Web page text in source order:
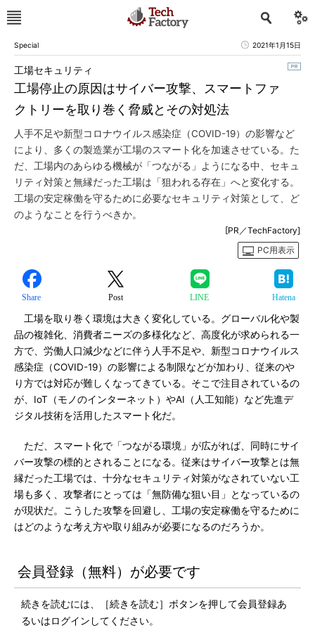
Special 2021年1月15日
工場停止の原因はサイバー攻撃、スマートファ
クトリーを取り巻く脅威とその対処法
工場セキュリティ
人手不足や新型コロナウイルス感染症（COVID-19）の影響など
により、多くの製造業が工場のスマート化を加速させている。た
だ、工場内のあらゆる機械が「つながる」ようになる中、セキュ
リティ対策と無縁だった工場は「狙われる存在」へと変化する。
工場の安定稼働を守るために必要なセキュリティ対策として、ど
のようなことを行うべきか。
[PR／TechFactory]
PC用表示
Share Post LINE Hatena
工場を取り巻く環境は大きく変化している。グローバル化や製
品の複雑化、消費者ニーズの多様化など、高度化が求められる一
方で、労働人口減少などに伴う人手不足や、新型コロナウイルス
感染症（COVID-19）の影響による制限などが加わり、従来のや
り方では対応が難しくなってきている。そこで注目されているの
が、IoT（モノのインターネット）やAI（人工知能）など先進デ
ジタル技術を活用したスマート化だ。
ただ、スマート化で「つながる環境」が広がれば、同時にサイ
バー攻撃の標的とされることになる。従来はサイバー攻撃とは無
縁だった工場では、十分なセキュリティ対策がなされていない工
場も多く、攻撃者にとっては「無防備な狙い目」となっているの
が現状だ。こうした攻撃を回避し、工場の安定稼働を守るために
はどのような考え方や取り組みが必要になるのだろうか。
会員登録（無料）が必要です
続きを読むには、［続きを読む］ボタンを押して会員登録あ
るいはログインしてください。